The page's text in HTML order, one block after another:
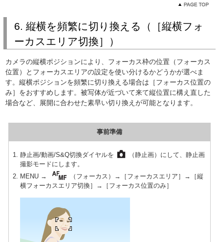
6. 縦横を頻繁に切り換える（［縦横フォ
ーカスエリア切換］）
カメラの縦横ポジションにより、フォーカス枠の位置（フォーカス
位置）とフォーカスエリアの設定を使い分けるかどうかが選べま
す。縦横ポジションを頻繁に切り換える場合は［フォーカス位置の
み］をおすすめします。被写体が近づいて来て縦位置に構え直した
場合など、展開に合わせた素早い切り換えが可能となります。
事前準備
静止画/動画/S&Q切換ダイヤルを
（静止画）にして、静止画
撮影モードにします。
MENU →
（フォーカス）→［フォーカスエリア］→［縦
横フォーカスエリア切換］→［フォーカス位置のみ］